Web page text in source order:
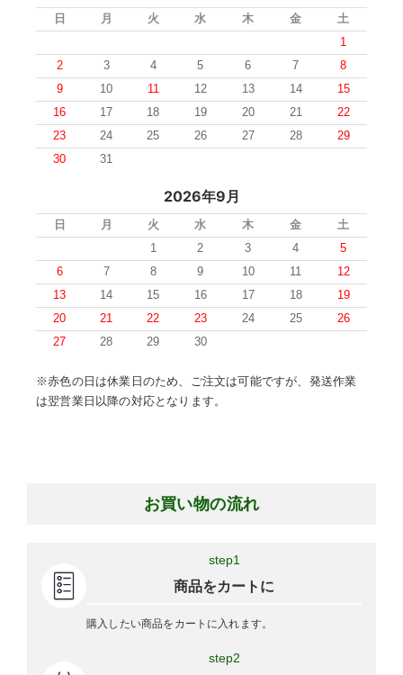
日 月 火 水 木 金
土
1
2
3 4 5 6 7
8
9
10 11 12 13 14
15
16
17 18 19 20 21
22
23
24 25 26 27 28
29
30
31
2026年9月
日 月 火 水 木 金
土
1
2 3 4
5
6
7 8 9 10 11
12
13
14 15 16 17 18
19
20
21 22 23 24 25
26
27
28 29 30
※赤色の日は休業日のため、ご注文は可能ですが、発送作業
は翌営業日以降の対応となります。
お買い物の流れ
step1
商品をカートに
購入したい商品をカートに入れます。
step2